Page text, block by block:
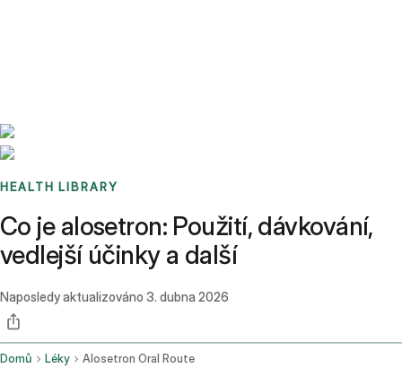
HEALTH LIBRARY
Co je alosetron: Použití, dávkování,
vedlejší účinky a další
Naposledy aktualizováno 3. dubna 2026
Domů Léky Alosetron Oral Route